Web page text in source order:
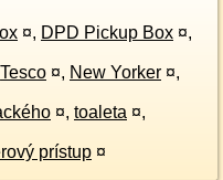
¤, DPD Pickup Box ¤,
Tesco ¤, New Yorker ¤,
¤, toaleta ¤,
prístup ¤